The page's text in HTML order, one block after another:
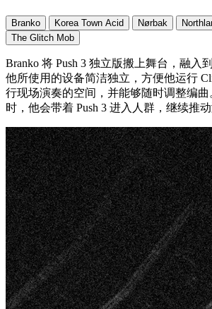
Branko Korea Town Acid Nørbak
The Glitch Mob
Branko 将 Push 3 独立版搬上舞台，融入
他所使用的设备简洁独立，方便他运行
行现场演奏的空间，并能够随时调整编
时，他会带着 Push 3 进入人群，继续推动